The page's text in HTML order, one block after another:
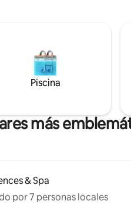
listo para ofrecer
5 cómodas
con baño privado,
y toallas premium.
Piscina
más
& Spa
por 7 personas locales